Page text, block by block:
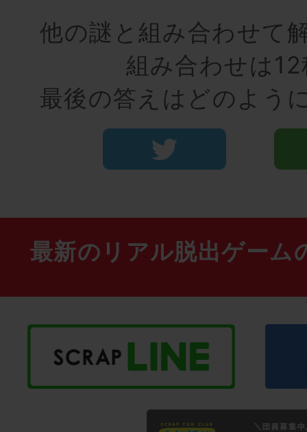
他の謎と組み合わせて
組み合わせは
最後の答えはどのよう
最新のリアル脱出ゲーム